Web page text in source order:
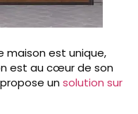
maison est unique,
est au cœur de son
un solution sur